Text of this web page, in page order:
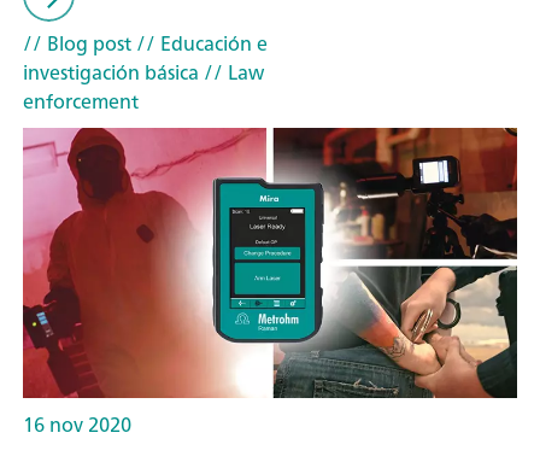
// Blog post// Educación e
investigación básica // Law
enforcement
16 nov 2020